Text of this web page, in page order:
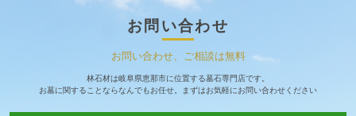
お問い合わせ
お問い合わせ、ご相談は無料
林石材は岐阜県恵那市に位置する墓石専門店です。
お墓に関することならなんでもお任せ。まずはお気軽にお問い合わせください